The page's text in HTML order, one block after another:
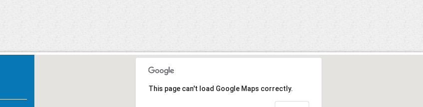
This page can't load Google Maps correctly.